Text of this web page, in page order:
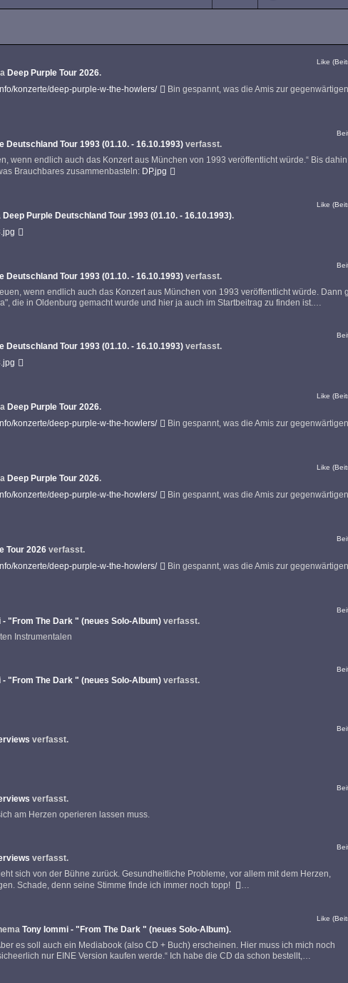
Deep Purple Tour 2026.
Like
konzerte/deep-purple-w-the-howlers/
Bin gespannt, was die Amis zur gegenwärtigen
Deutschland Tour 1993 (01.10. - 16.10.1993) verfasst.
wenn endlich auch das Konzert aus München von 1993 veröffentlicht würde.“ Bis dahin
Brauchbares zusammenbasteln: DP.jpg
Deep Purple Deutschland Tour 1993 (01.10. - 16.10.1993).
Like
Deutschland Tour 1993 (01.10. - 16.10.1993) verfasst.
wenn endlich auch das Konzert aus München von 1993 veröffentlicht würde. Dann
die in Oldenburg gemacht wurde und hier ja auch im Startbeitrag zu finden ist.…
Deutschland Tour 1993 (01.10. - 16.10.1993) verfasst.
Deep Purple Tour 2026.
Like
konzerte/deep-purple-w-the-howlers/
Bin gespannt, was die Amis zur gegenwärtigen
Deep Purple Tour 2026.
Like
konzerte/deep-purple-w-the-howlers/
Bin gespannt, was die Amis zur gegenwärtigen
Tour 2026 verfasst.
konzerte/deep-purple-w-the-howlers/
Bin gespannt, was die Amis zur gegenwärtigen
- "From The Dark " (neues Solo-Album) verfasst.
Instrumentalen
- "From The Dark " (neues Solo-Album) verfasst.
verfasst.
verfasst.
am Herzen operieren lassen muss.
verfasst.
sich von der Bühne zurück. Gesundheitliche Probleme, vor allem mit dem Herzen,
Schade, denn seine Stimme finde ich immer noch topp!
…
Tony Iommi - "From The Dark " (neues Solo-Album).
Like
es soll auch ein Mediabook (also CD + Buch) erscheinen. Hier muss ich mich noch
nur EINE Version kaufen werde.“ Ich habe die CD da schon bestellt,…